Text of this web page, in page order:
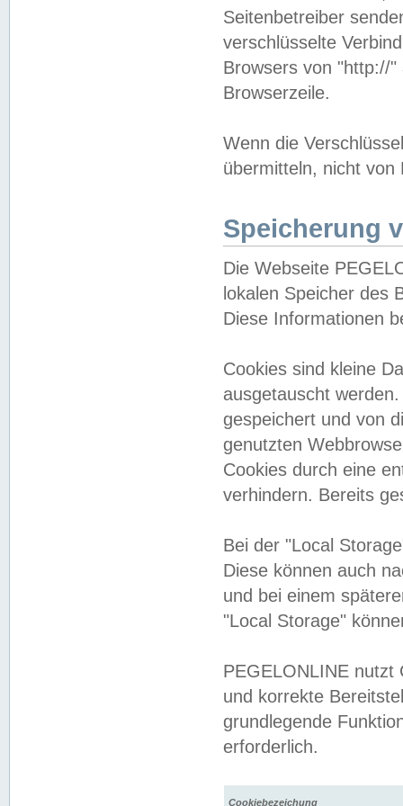
Seitenbetreiber
verschlüsselte
Browsers von "http://
Browserzeile.
Wenn die
übermitteln, nicht von
Speicherung
Die Webseite
lokalen Speicher des
Diese Informationen
Cookies sind kleine
ausgetauscht
gespeichert und von
genutzten
Cookies durch eine
verhindern. Bereits
Bei der "Local
Diese können auch
und bei einem
"Local Storage"
PEGELONLINE nutzt
und korrekte
grundlegende
erforderlich.
Cookiebezeichung